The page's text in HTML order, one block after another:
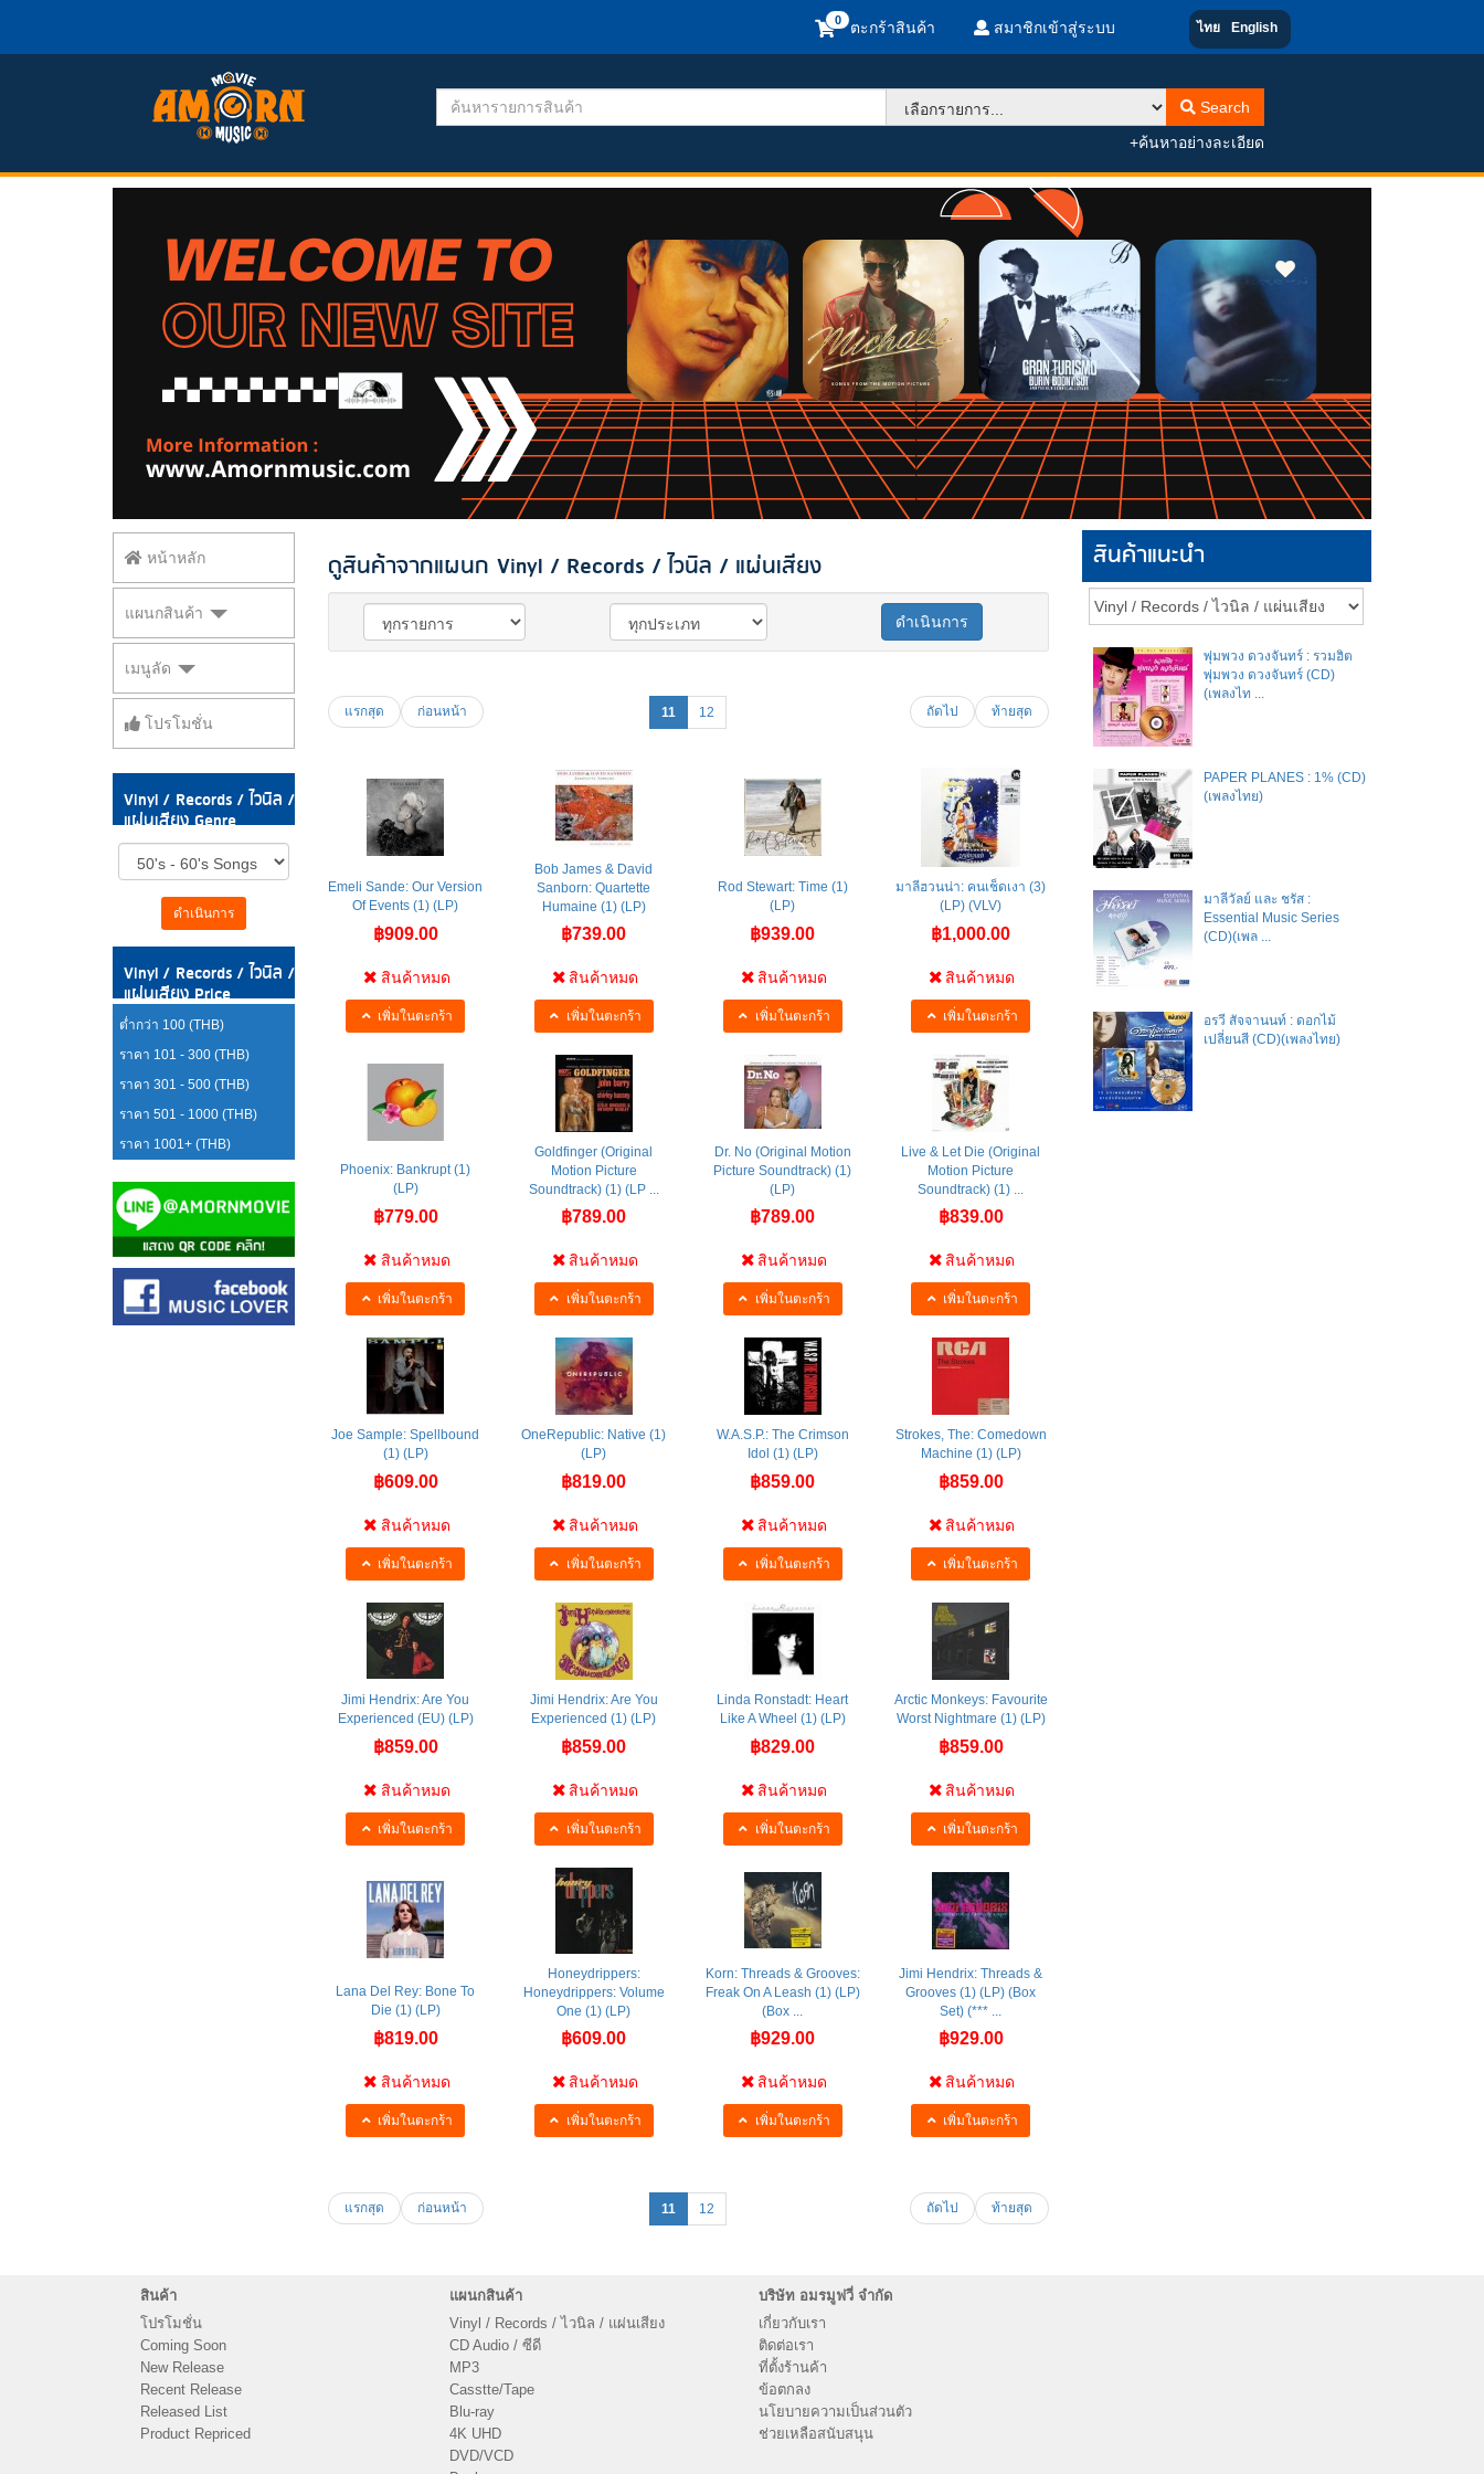
ตะกร้าสินค้า สมาชิกเข้าสู่ระบบ ไทย English
Search
+ค้นหาอย่างละเอียด
หน้าหลัก
แผนกสินค้า
เมนูลัด
โปรโมชั่น
Vinyl / Records / ไวนิล /
แผ่นเสียง Genre
ดำเนินการ
Vinyl / Records / ไวนิล /
แผ่นเสียง Price
ต่ำกว่า 100 (THB)
ราคา 101 - 300 (THB)
ราคา 301 - 500 (THB)
ราคา 501 - 1000 (THB)
ราคา 1001+ (THB)
ดูสินค้าจากแผนก Vinyl / Records / ไวนิล / แผ่นเสียง
ดำเนินการ
แรกสุด ก่อนหน้า 11 12 ถัดไป ท้ายสุด
Emeli Sande: Our Version
Of Events (1) (LP)
฿909.00
สินค้าหมด
เพิ่มในตะกร้า
Bob James & David
Sanborn: Quartette
Humaine (1) (LP)
฿739.00
สินค้าหมด
เพิ่มในตะกร้า
Rod Stewart: Time (1)
(LP)
฿939.00
สินค้าหมด
เพิ่มในตะกร้า
มาลีฮวนน่า: คนเช็ดเงา (3)
(LP) (VLV)
฿1,000.00
สินค้าหมด
เพิ่มในตะกร้า
Phoenix: Bankrupt (1)
(LP)
฿779.00
สินค้าหมด
เพิ่มในตะกร้า
Goldfinger (Original
Motion Picture
Soundtrack) (1) (LP ...
฿789.00
สินค้าหมด
เพิ่มในตะกร้า
Dr. No (Original Motion
Picture Soundtrack) (1)
(LP)
฿789.00
สินค้าหมด
เพิ่มในตะกร้า
Live & Let Die (Original
Motion Picture
Soundtrack) (1) ...
฿839.00
สินค้าหมด
เพิ่มในตะกร้า
Joe Sample: Spellbound
(1) (LP)
฿609.00
สินค้าหมด
เพิ่มในตะกร้า
OneRepublic: Native (1)
(LP)
฿819.00
สินค้าหมด
เพิ่มในตะกร้า
W.A.S.P.: The Crimson
Idol (1) (LP)
฿859.00
สินค้าหมด
เพิ่มในตะกร้า
Strokes, The: Comedown
Machine (1) (LP)
฿859.00
สินค้าหมด
เพิ่มในตะกร้า
Jimi Hendrix: Are You
Experienced (EU) (LP)
฿859.00
สินค้าหมด
เพิ่มในตะกร้า
Jimi Hendrix: Are You
Experienced (1) (LP)
฿859.00
สินค้าหมด
เพิ่มในตะกร้า
Linda Ronstadt: Heart
Like A Wheel (1) (LP)
฿829.00
สินค้าหมด
เพิ่มในตะกร้า
Arctic Monkeys: Favourite
Worst Nightmare (1) (LP)
฿859.00
สินค้าหมด
เพิ่มในตะกร้า
Lana Del Rey: Bone To
Die (1) (LP)
฿819.00
สินค้าหมด
เพิ่มในตะกร้า
Honeydrippers:
Honeydrippers: Volume
One (1) (LP)
฿609.00
สินค้าหมด
เพิ่มในตะกร้า
Korn: Threads & Grooves:
Freak On A Leash (1) (LP)
(Box ...
฿929.00
สินค้าหมด
เพิ่มในตะกร้า
Jimi Hendrix: Threads &
Grooves (1) (LP) (Box
Set) (*** ...
฿929.00
สินค้าหมด
เพิ่มในตะกร้า
แรกสุด ก่อนหน้า 11 12 ถัดไป ท้ายสุด
สินค้าแนะนำ
พุ่มพวง ดวงจันทร์ : รวมฮิต
พุ่มพวง ดวงจันทร์ (CD)
(เพลงไท ...
PAPER PLANES : 1% (CD)
(เพลงไทย)
มาลีวัลย์​ และ​ ชรัส​ :
Essential Music Series
(CD)(เพล ...
อรวี สัจจานนท์ : ดอกไม้
เปลี่ยนสี (CD)(เพลงไทย)
สินค้า
โปรโมชั่น
Coming Soon
New Release
Recent Release
Released List
Product Repriced
แผนกสินค้า
Vinyl / Records / ไวนิล / แผ่นเสียง
CD Audio / ซีดี
MP3
Casstte/Tape
Blu-ray
4K UHD
DVD/VCD
บริษัท อมรมูฟวี่ จำกัด
เกี่ยวกับเรา
ติดต่อเรา
ที่ตั้งร้านค้า
ข้อตกลง
นโยบายความเป็นส่วนตัว
ช่วยเหลือสนับสนุน